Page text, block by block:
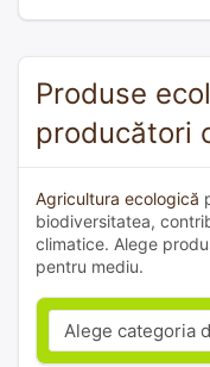
Produse
producători
Agricultura ecologică
biodiversitatea,
climatice. Alege
pentru mediu.